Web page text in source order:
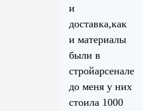
и
доставка,как
и материалы
были в
до меня у них
стоила 1000